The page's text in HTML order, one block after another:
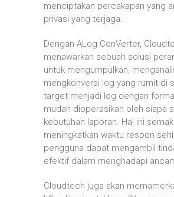
menciptakan percakapan yang
privasi yang terjaga.
Dengan ALog ConVerter,
menawarkan sebuah solusi
untuk mengumpulkan,
mengkonversi log yang rumit di
target menjadi log dengan
mudah dioperasikan oleh siapa
kebutuhan laporan. Hal ini
meningkatkan waktu respon
pengguna dapat mengambil
efektif dalam menghadapi
Cloudtech juga akan